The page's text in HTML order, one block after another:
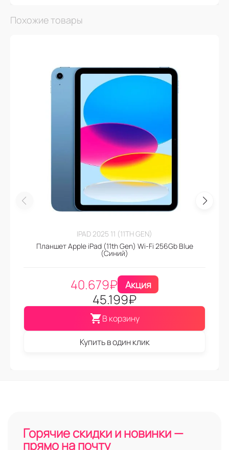
Похожие товары
IPAD 2025 11 (11TH GEN)
Планшет Apple iPad (11th Gen) Wi-Fi 256Gb Blue
(Синий)
40.679₽ Акция
45.199₽
В корзину
Купить в один клик
Горячие скидки и новинки —
прямо на почту